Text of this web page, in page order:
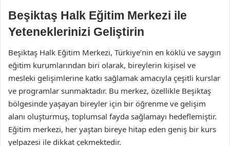
Beşiktaş Halk Eğitim Merkezi ile
Yeteneklerinizi Geliştirin
Beşiktaş Halk Eğitim Merkezi, Türkiye’nin en köklü ve saygın
eğitim kurumlarından biri olarak, bireylerin kişisel ve
mesleki gelişimlerine katkı sağlamak amacıyla çeşitli kurslar
ve programlar sunmaktadır. Bu merkez, özellikle Beşiktaş
bölgesinde yaşayan bireyler için bir öğrenme ve gelişim
alanı oluşturmuş, toplumsal fayda sağlamayı hedeflemiştir.
Eğitim merkezi, her yaştan bireye hitap eden geniş bir kurs
yelpazesi ile dikkat çekmektedir.